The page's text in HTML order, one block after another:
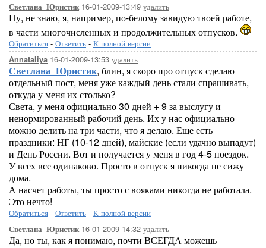
Светлана_Юристик16-01-2009-13:49 удалить
Ну, не знаю, я, например, по-белому завидую твоей работе,
в части многочисленных и продолжительных отпусков.
Обратиться - Ответить - К полной версии
Annataliya 16-01-2009-13:53 удалить
Светлана_Юристик, блин, я скоро про отпуск сделаю
отдельный пост, меня уже каждый день стали спрашивать,
откуда у меня их столько?
Света, у меня официально 30 дней + 9 за выслугу и
ненормированный рабочий день. Их у нас официально
можно делить на три части, что я делаю. Еще есть
праздники: НГ (10-12 дней), майские (если удачно выпадут)
и День России. Вот и получается у меня в год 4-5 поездок.
У всех все одинаково. Просто в отпуск я никогда не сижу
дома.
А насчет работы, ты просто с вояками никогда не работала.
Это нечто!
Обратиться - Ответить - К полной версии
Светлана_Юристик16-01-2009-14:32 удалить
Да, но ты, как я понимаю, почти ВСЕГДА можешь